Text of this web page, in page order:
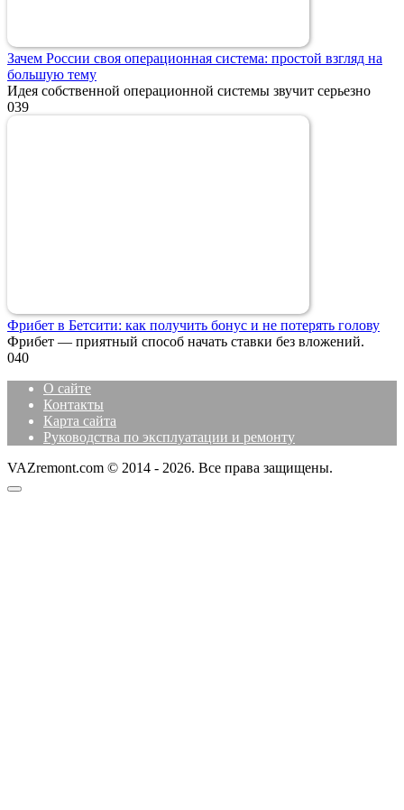
Зачем России своя операционная система: простой взгляд на
большую тему
Идея собственной операционной системы звучит серьезно
039
Фрибет в Бетсити: как получить бонус и не потерять голову
Фрибет — приятный способ начать ставки без вложений.
040
О сайте
Контакты
Карта сайта
Руководства по эксплуатации и ремонту
VAZremont.com © 2014 - 2026. Все права защищены.